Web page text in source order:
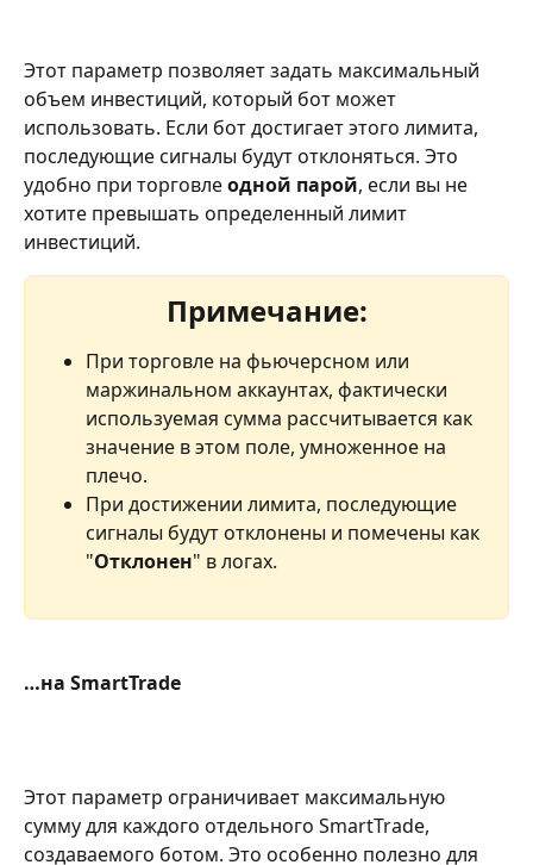
Этот параметр позволяет задать максимальный
объем инвестиций, который бот может
использовать. Если бот достигает этого лимита,
последующие сигналы будут отклоняться. Это
удобно при торговле одной парой, если вы не
хотите превышать определенный лимит
инвестиций.
Примечание:
При торговле на фьючерсном или
маржинальном аккаунтах, фактически
используемая сумма рассчитывается как
значение в этом поле, умноженное на
плечо.
При достижении лимита, последующие
сигналы будут отклонены и помечены как
"Отклонен" в логах.
…на SmartTrade
Этот параметр ограничивает максимальную
сумму для каждого отдельного SmartTrade,
создаваемого ботом. Это особенно полезно для